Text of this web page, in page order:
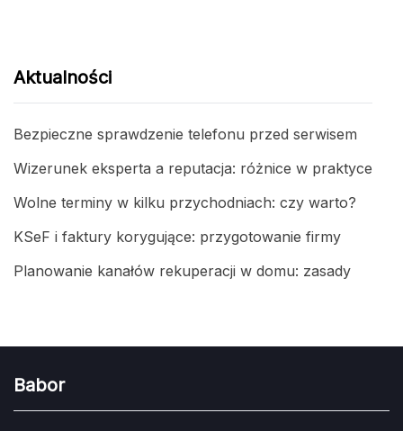
Aktualności
Bezpieczne sprawdzenie telefonu przed serwisem
Wizerunek eksperta a reputacja: różnice w praktyce
Wolne terminy w kilku przychodniach: czy warto?
KSeF i faktury korygujące: przygotowanie firmy
Planowanie kanałów rekuperacji w domu: zasady
Babor